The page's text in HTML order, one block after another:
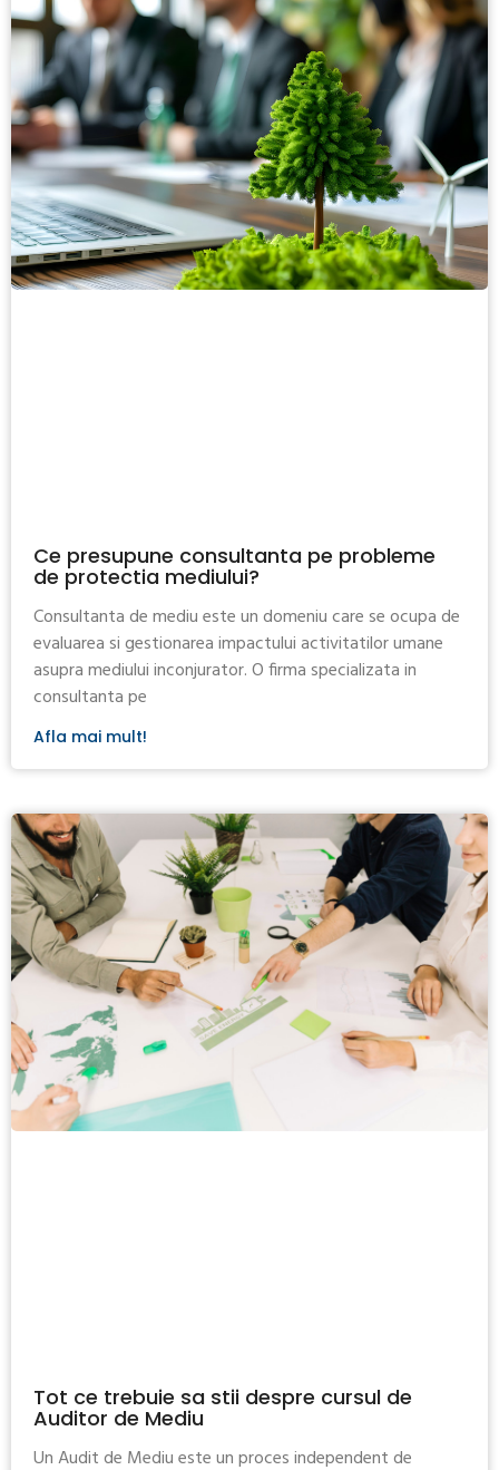
Ce presupune consultanta pe probleme
de protectia mediului?
Consultanta de mediu este un domeniu care se ocupa de
evaluarea si gestionarea impactului activitatilor umane
asupra mediului inconjurator. O firma specializata in
consultanta pe
Afla mai mult!
Tot ce trebuie sa stii despre cursul de
Auditor de Mediu
Un Audit de Mediu este un proces independent de